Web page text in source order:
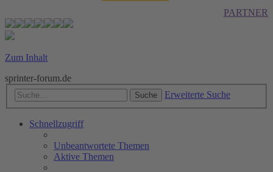
PARTNER
Zum Inhalt
sprinter-forum.de
Suche Erweiterte Suche
Schnellzugriff
Unbeantwortete Themen
Aktive Themen